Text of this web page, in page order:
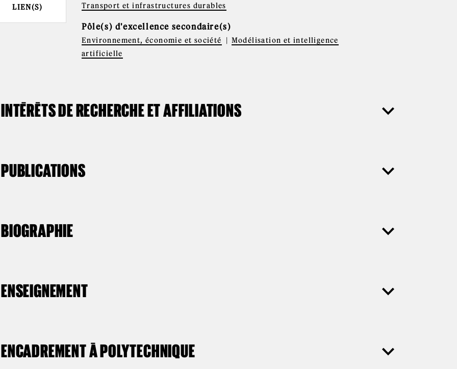
LIEN(S) Transport et infrastructures durables
Pôle(s) d'excellence secondaire(s)
Environnement, économie et société
Modélisation et intelligence
artificielle
INTÉRÊTS DE RECHERCHE ET AFFILIATIONS
PUBLICATIONS
BIOGRAPHIE
ENSEIGNEMENT
ENCADREMENT À POLYTECHNIQUE